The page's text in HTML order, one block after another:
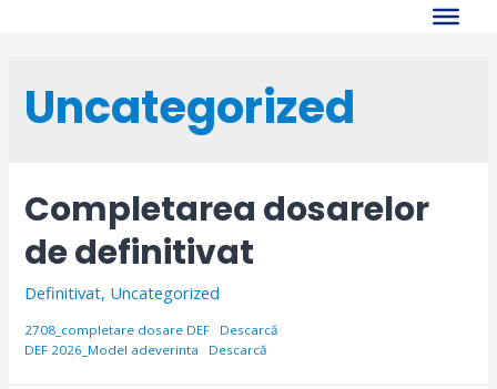
Uncategorized
Completarea dosarelor
de definitivat
Definitivat, Uncategorized
2708_completare dosare DEF
Descarcă
DEF 2026_Model adeverinta
Descarcă